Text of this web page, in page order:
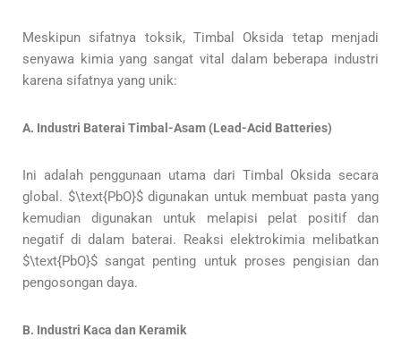
Meskipun sifatnya toksik, Timbal Oksida tetap menjadi
senyawa kimia yang sangat vital dalam beberapa industri
karena sifatnya yang unik:
A. Industri Baterai Timbal-Asam (Lead-Acid Batteries)
Ini adalah penggunaan utama dari Timbal Oksida secara
global. $\text{PbO}$ digunakan untuk membuat pasta yang
kemudian digunakan untuk melapisi pelat positif dan
negatif di dalam baterai. Reaksi elektrokimia melibatkan
$\text{PbO}$ sangat penting untuk proses pengisian dan
pengosongan daya.
B. Industri Kaca dan Keramik